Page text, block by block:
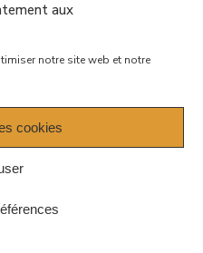
aux
notre site web et notre
cookies